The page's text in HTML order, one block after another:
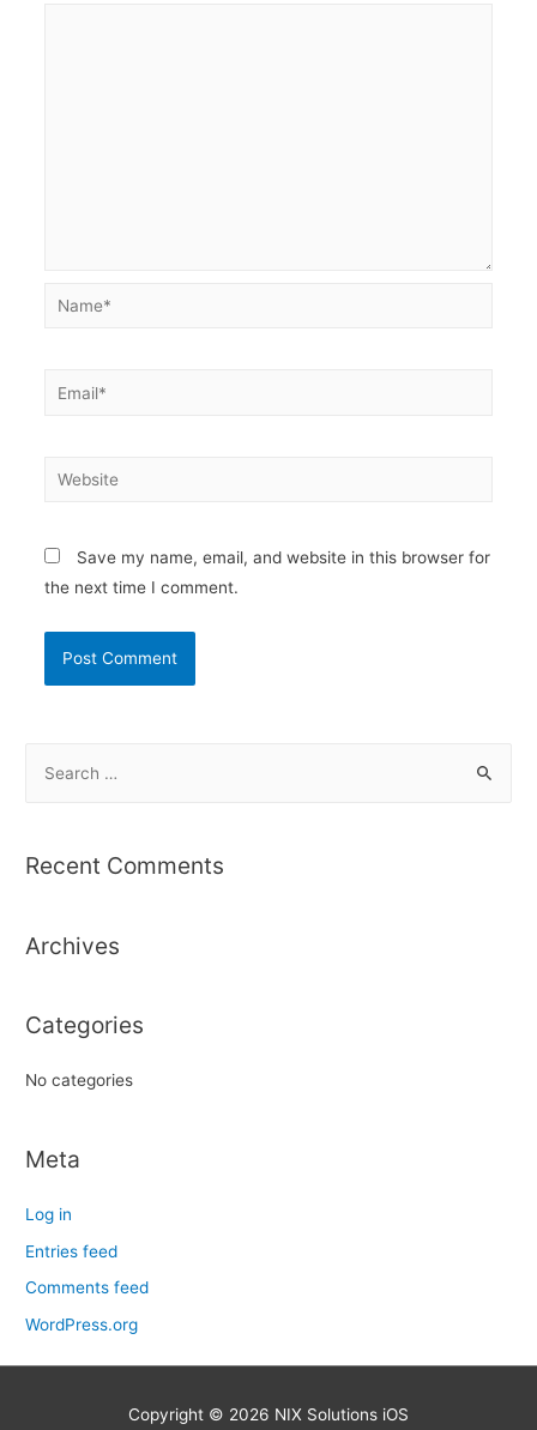
Name*
Email*
Website
Save my name, email, and website in this browser for
the next time I comment.
r
f
r
Recent Comments
Archives
Categories
No categories
Meta
Log in
Entries feed
Comments feed
WordPress.org
Copyright © 2026 NIX Solutions iOS